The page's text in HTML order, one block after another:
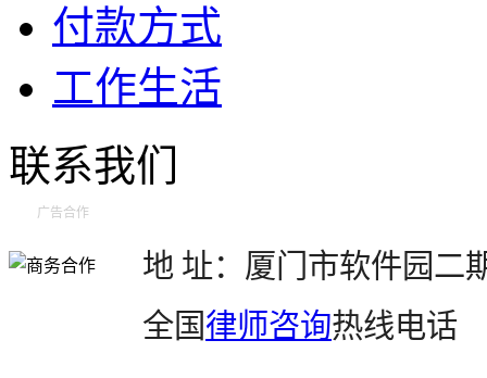
付款方式
工作生活
联系我们
广告合作
地 址：厦门市软件园二
全国 律师咨询热线电话